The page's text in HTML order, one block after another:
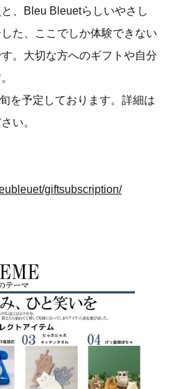
、Bleu Bleuetらしいやさし
た、ここでしか体験できない
。大切な方へのギフトや自分
を予定しております。詳細は
い。
giftsubscription/